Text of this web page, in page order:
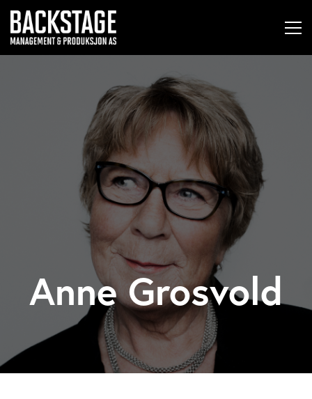
Anne Grosvold